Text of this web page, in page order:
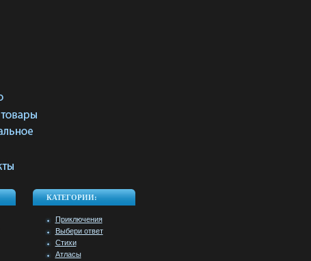
КАТЕГОРИИ:
Приключения
Выбери ответ
Стихи
Атласы